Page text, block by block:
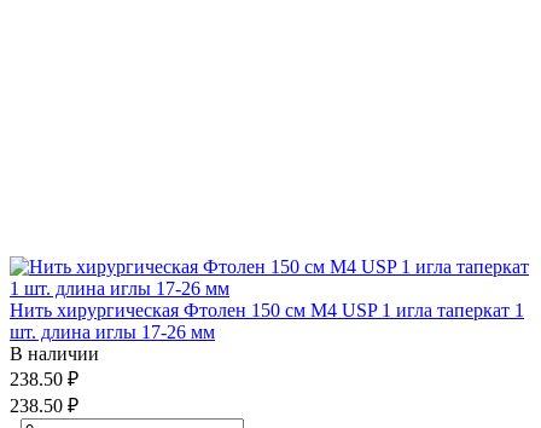
Нить хирургическая Фтолен 150 см М4 USP 1 игла таперкат 1
шт. длина иглы 17-26 мм
В наличии
238.50 ₽
238.50 ₽